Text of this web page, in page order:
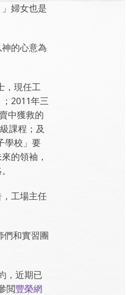
婦女也是
的心意為
，現任工
2011年三
中獲救的
課程；及
學校」要
的領袖，
工場主任
們和實習團
，近期已
閲豐榮網